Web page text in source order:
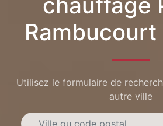
Utilisez le formulaire de
autre ville